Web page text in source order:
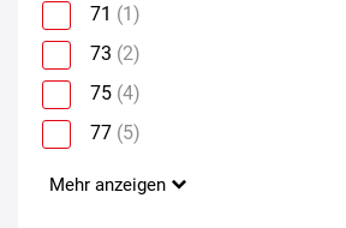
71 (1)
73 (2)
75 (4)
77 (5)
Mehr anzeigen